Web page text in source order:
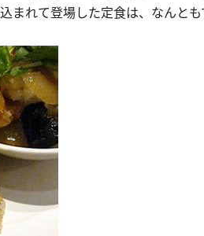
まれて登場した定食は、なんと